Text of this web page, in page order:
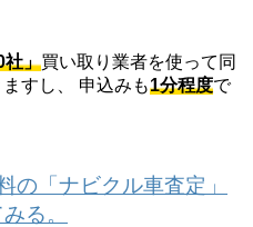
社」買い取り業者を使って同
すし、 申込みも1分程度で
の「ナビクル車査定」
る。